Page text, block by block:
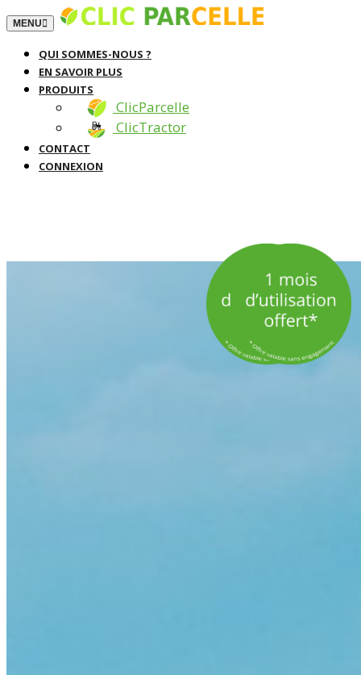
TOGGLE NAVIGATION
MENU
QUI SOMMES-NOUS ?
EN SAVOIR PLUS
PRODUITS
ClicParcelle
ClicTractor
CONTACT
CONNEXION